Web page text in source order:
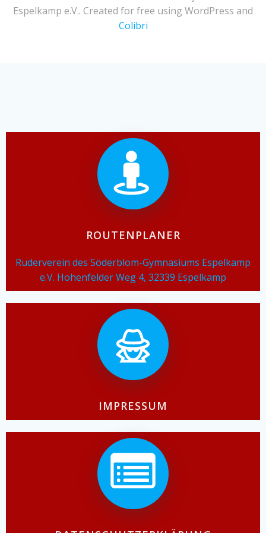
Espelkamp e.V.. Created for free using WordPress and
Colibri
ROUTENPLANER
Ruderverein des Söderblom-Gymnasiums Espelkamp
e.V. Hohenfelder Weg 4, 32339 Espelkamp
IMPRESSUM